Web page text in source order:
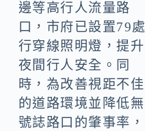
邊等高行人流量路
口，市府已設置79處
行穿線照明燈，提升
夜間行人安全。同
時，為改善視距不佳
的道路環境並降低無
號誌路口的肇事率，